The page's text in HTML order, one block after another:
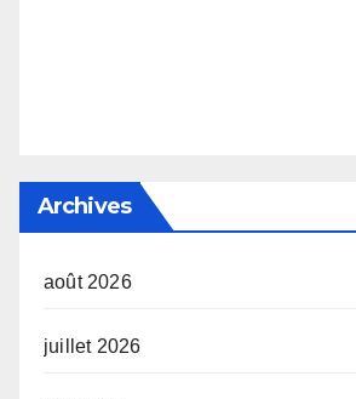
Archives
août 2026
juillet 2026